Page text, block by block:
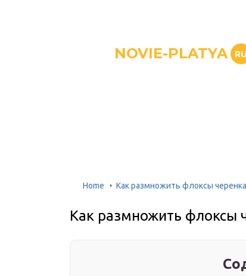
NOVIE-PLATYA RU
Home Как размножить флоксы
Как размножить флоксы